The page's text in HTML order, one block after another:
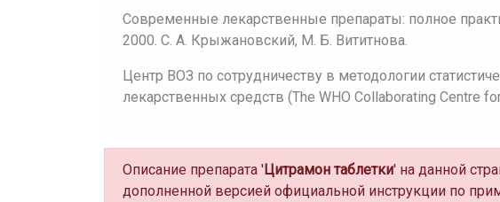
Современные лекарственные препараты: полное
2000. С. А. Крыжановский, М. Б. Вититнова.
Центр ВОЗ по сотрудничеству в методологии
лекарственных средств (The WHO Collaborating Centre
Описание препарата 'Цитрамон таблетки' на данной
дополненной версией официальной инструкции по